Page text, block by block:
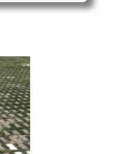
い感じに掴めるし噛めるけ
のボールが6個で100円で売
ャwこれで遊ばせてみまし